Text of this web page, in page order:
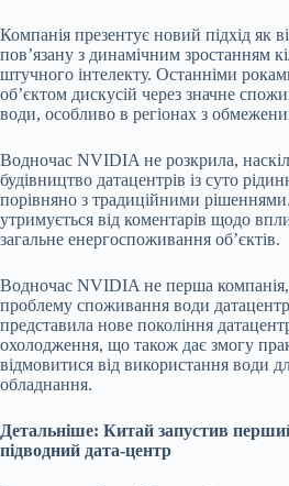
Компанія презентує новий підхід як
пов’язану з динамічним зростанням
штучного інтелекту. Останніми
об’єктом дискусій через значне
води, особливо в регіонах з
Водночас NVIDIA не розкрила,
будівництво датацентрів із суто
порівняно з традиційними
утримується від коментарів щодо
загальне енергоспоживання об’єктів.
Водночас NVIDIA не перша
проблему споживання води
представила нове покоління
охолодження, що також дає змогу
відмовитися від використання води
обладнання.
Детальніше: Китай запустив
підводний дата-центр